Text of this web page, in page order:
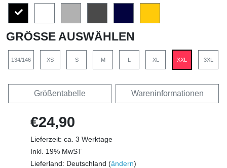
GRÖSSE AUSWÄHLEN
134/146 XS S M L XL XXL 3XL
Größentabelle Wareninformationen
€24,90
Lieferzeit: ca. 3 Werktage
Inkl. 19% MwST
Lieferland: Deutschland (ändern)